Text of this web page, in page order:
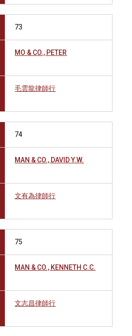
73
MO & CO., PETER
毛雲龍律師行
74
MAN & CO., DAVID Y.W.
文有為律師行
75
MAN & CO., KENNETH C.C.
文志昌律師行